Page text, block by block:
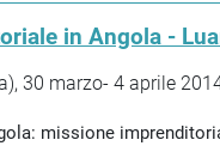
in Angola -
30 marzo- 4 aprile
missione